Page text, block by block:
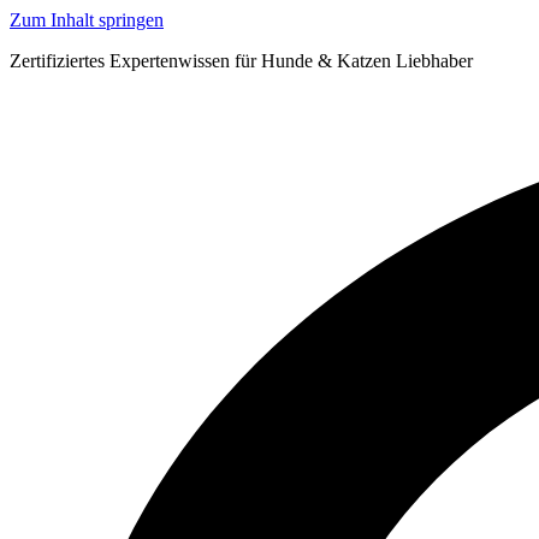
Zum Inhalt springen
Zertifiziertes Expertenwissen für Hunde & Katzen Liebhaber